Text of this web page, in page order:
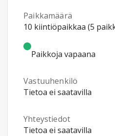
Paikkamäärä
10 kiintiöpaikkaa (5
Paikkoja vapaana
Vastuuhenkilö
Tietoa ei saatavilla
Yhteystiedot
Tietoa ei saatavilla